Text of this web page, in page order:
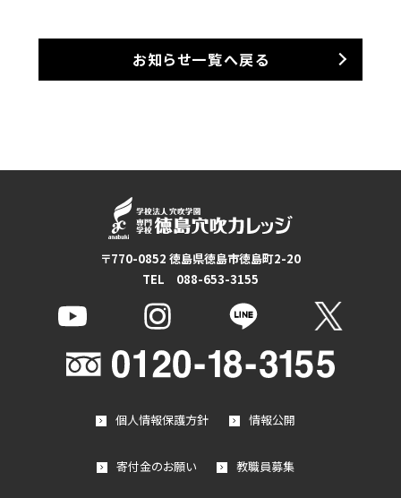
お知らせ一覧へ戻る
〒770-0852 徳島県徳島市徳島町2-20
TEL 088-653-3155
個人情報保護方針 情報公開
寄付金のお願い 教職員募集